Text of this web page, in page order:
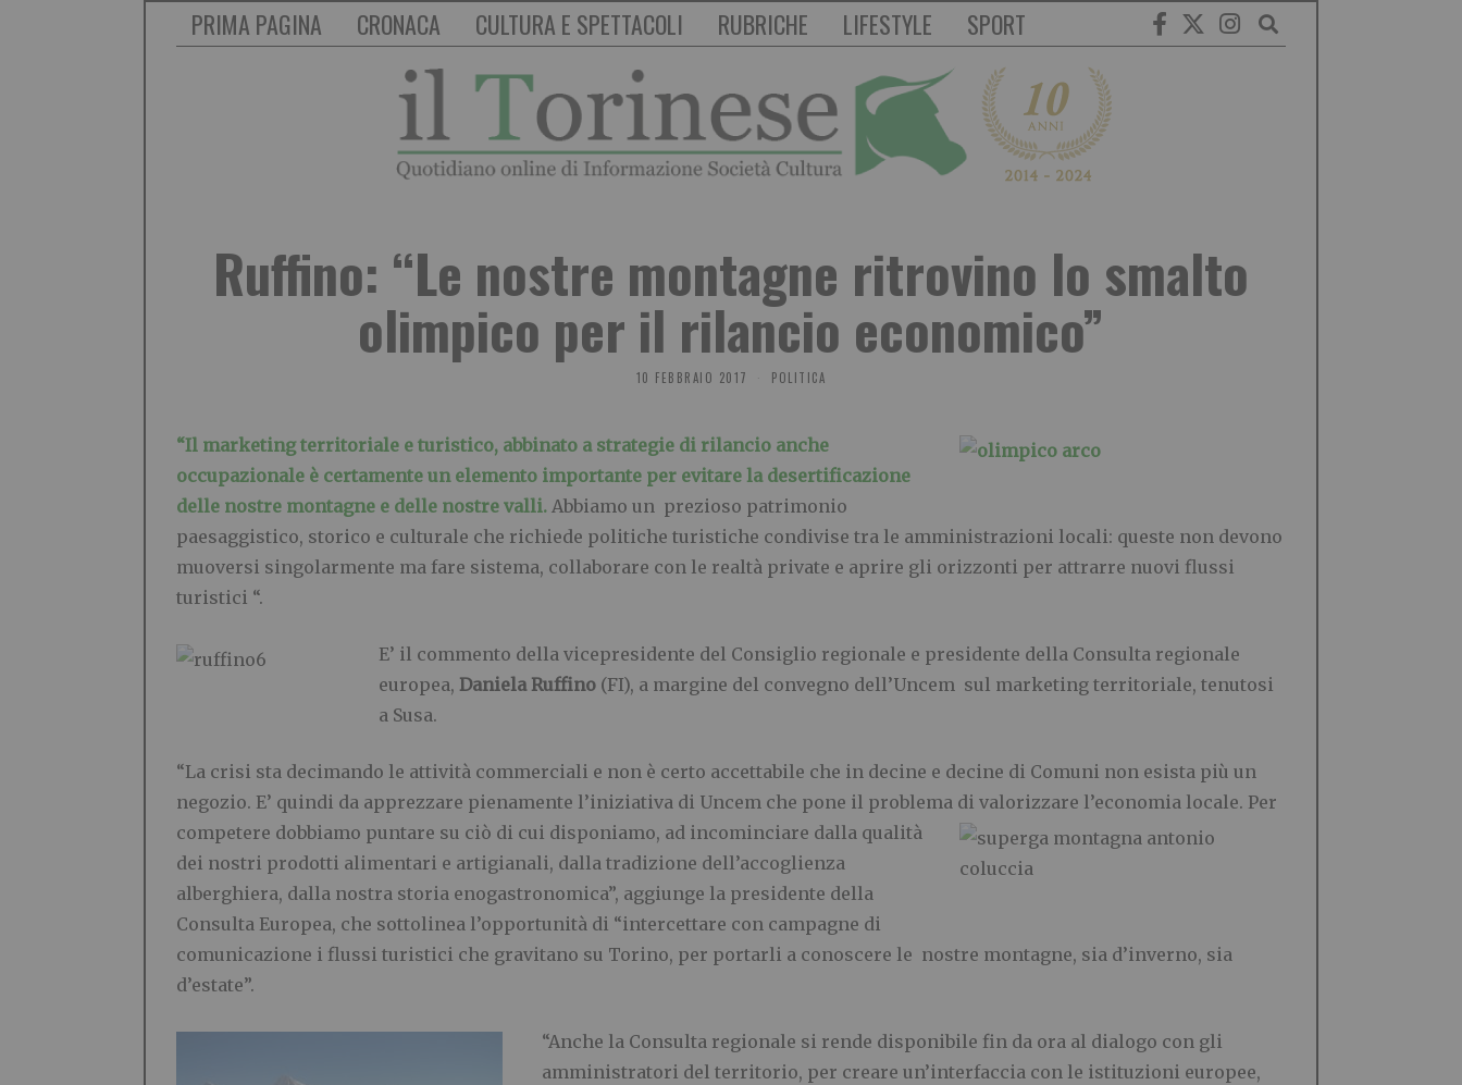
PRIMA PAGINA CRONACA CULTURA E SPETTACOLI RUBRICHE LIFESTYLE SPORT
Ruffino: “Le nostre montagne ritrovino lo smalto
olimpico per il rilancio economico”
10 FEBBRAIO 2017 POLITICA
“Il marketing territoriale e turistico, abbinato a strategie di rilancio anche
occupazionale è certamente un elemento importante per evitare la desertificazione
delle nostre montagne e delle nostre valli. Abbiamo un prezioso patrimonio
paesaggistico, storico e culturale che richiede politiche turistiche condivise tra le amministrazioni locali: queste non devono
muoversi singolarmente ma fare sistema, collaborare con le realtà private e aprire gli orizzonti per attrarre nuovi flussi
turistici “.
E’ il commento della vicepresidente del Consiglio regionale e presidente della Consulta regionale
europea, Daniela Ruffino (FI), a margine del convegno dell’Uncem sul marketing territoriale, tenutosi
a Susa.
“La crisi sta decimando le attività commerciali e non è certo accettabile che in decine e decine di Comuni non esista più un
negozio. E’ quindi da apprezzare pienamente l’iniziativa di Uncem che pone il problema di valorizzare l’economia locale. Per
competere dobbiamo puntare su ciò di cui disponiamo, ad incominciare dalla qualità
dei nostri prodotti alimentari e artigianali, dalla tradizione dell’accoglienza
alberghiera, dalla nostra storia enogastronomica”, aggiunge la presidente della
Consulta Europea, che sottolinea l’opportunità di “intercettare con campagne di
comunicazione i flussi turistici che gravitano su Torino, per portarli a conoscere le nostre montagne, sia d’inverno, sia
d’estate”.
“Anche la Consulta regionale si rende disponibile fin da ora al dialogo con gli
amministratori del territorio, per creare un’interfaccia con le istituzioni europee,